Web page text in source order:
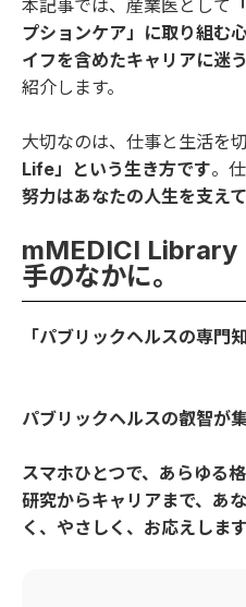
本記事では、産業医として
プションケア」に取り組む
イフを含めたキャリアに迷
紹介します。
大切なのは、仕事と生活を
Life」という生き方です。
努力はあなたの人生を支え
mMEDICI Library
手のなかに。
「パブリックヘルスの専門
パブリックヘルスの叡智が
スマホひとつで、あらゆる格
研究からキャリアまで、あ
く、やさしく、お応えします